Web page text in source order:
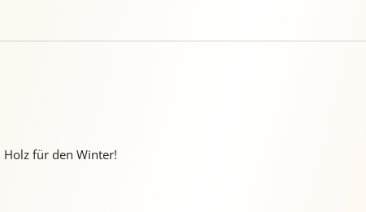
für den Winter!